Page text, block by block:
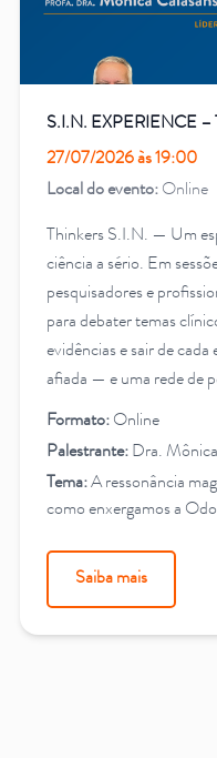
S.I.N. EXPERIENCE
27/07/2026 às 19:00
Local do evento: Online
Thinkers S.I.N. — Um
ciência a sério. Em
pesquisadores e
para debater temas
evidências e sair de
afiada — e uma rede de
Formato: Online
Palestrante: Dra.
Tema:A ressonância
como enxergamos a
Saiba mais